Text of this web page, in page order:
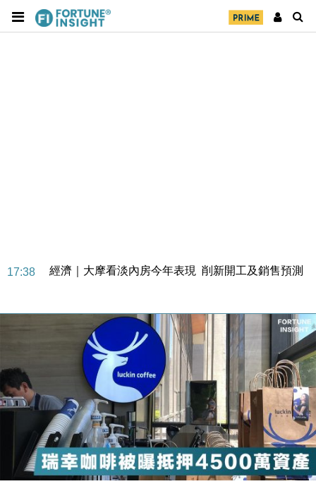
17:38 經濟｜大摩看淡內房今年表現 削新開工及銷售預測
定新機售價
本地｜香港迪拜下月10日合辦氣候金融會議
14:49
財經｜大摩削老鋪黃金目標價至505元 惟維持「增
持」評級
13:49
本地｜華嫂冰室太子店涉提供失實資料 遭禁申請輸入
勞工一年
12:11
中國｜強颱風「白海豚」殘渦北上 上海取消逾900班
機
18:31
財經｜華僑銀行上半年淨利創新高 中期息增15%至